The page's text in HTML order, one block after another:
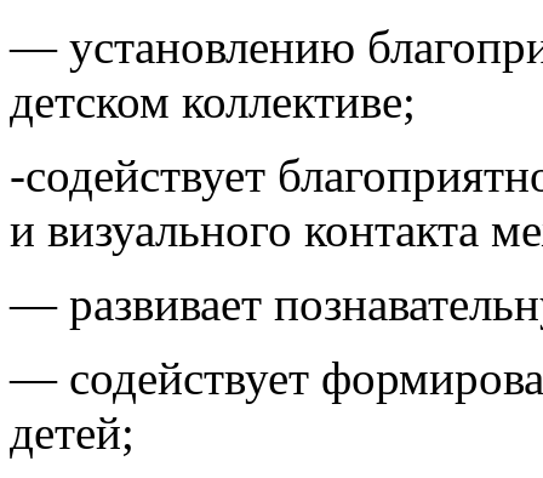
— установлению
детском коллективе;
-содействует
и визуального контакта
— развивает
— содействует
детей;